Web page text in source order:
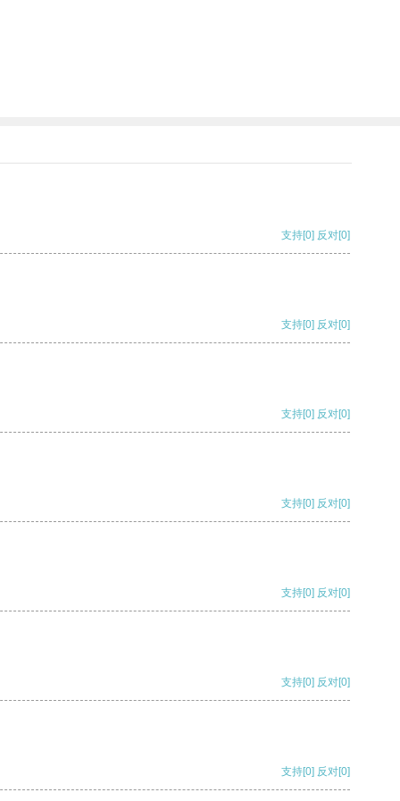
支持[0] 反对[0]
支持[0] 反对[0]
支持[0] 反对[0]
支持[0] 反对[0]
支持[0] 反对[0]
支持[0] 反对[0]
支持[0] 反对[0]